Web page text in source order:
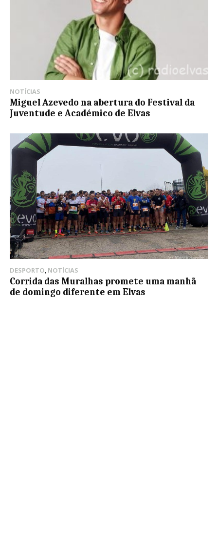
NOTÍCIAS
Miguel Azevedo na abertura do Festival da
Juventude e Académico de Elvas
DESPORTO, NOTÍCIAS
Corrida das Muralhas promete uma manhã
de domingo diferente em Elvas